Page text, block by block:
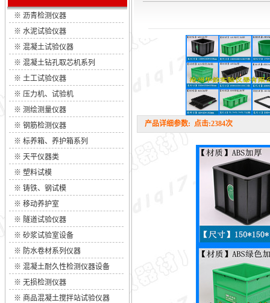
※ 沥青检测仪器
※ 水泥试验仪器
※ 混凝土试验仪器
※ 混凝土钻孔取芯机系列
※ 土工试验仪器
※ 压力机、试验机
※ 测绘测量仪器
※ 钢筋检测仪器
※ 标养箱、养护箱系列
※ 天平仪器类
※ 塑料试模
※ 铸铁、钢试模
※ 移动养护室
※ 隧道试验仪器
※ 砂浆试验室设备
※ 防水卷材系列仪器
※ 混凝土耐久性检测仪器设备
※ 无损检测仪器
※ 商品混凝土搅拌站试验仪器
产品详细参数: 点击:2384次